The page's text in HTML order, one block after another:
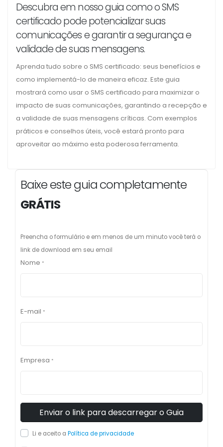
Descubra em nosso guia como o SMS
certificado pode potencializar suas
comunicações e garantir a segurança e
validade de suas mensagens.
Aprenda tudo sobre o SMS certificado: seus benefícios e
como implementá-lo de maneira eficaz. Este guia
mostrará como usar o SMS certificado para maximizar o
impacto de suas comunicações, garantindo a recepção e
a validade de suas mensagens críticas. Com exemplos
práticos e conselhos úteis, você estará pronto para
aproveitar ao máximo esta poderosa ferramenta.
Baixe este guia completamente
GRÁTIS
Preencha o formulário e em menos de um minuto você terá o
link de download em seu email
Nome *
E-mail *
Empresa *
Li e aceito a Política de privacidade